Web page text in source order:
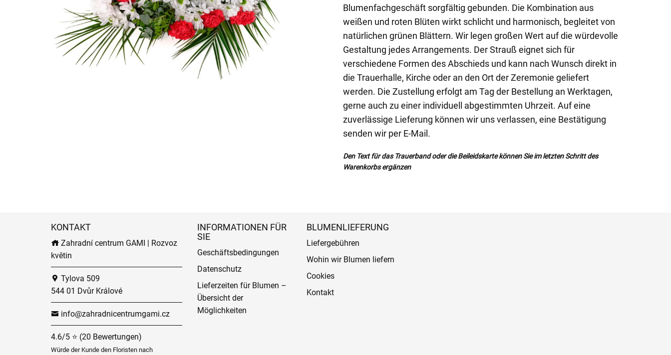
Blumenfachgeschäft sorgfältig gebunden. Die Kombination aus
weißen und roten Blüten wirkt schlicht und harmonisch, begleitet von
natürlichen grünen Blättern. Wir legen großen Wert auf die würdevolle
Gestaltung jedes Arrangements. Der Strauß eignet sich für
verschiedene Formen des Abschieds und kann nach Wunsch direkt in
die Trauerhalle, Kirche oder an den Ort der Zeremonie geliefert
werden. Die Zustellung erfolgt am Tag der Bestellung an Werktagen,
gerne auch zu einer individuell abgestimmten Uhrzeit. Auf eine
zuverlässige Lieferung können wir uns verlassen, eine Bestätigung
senden wir per E-Mail.
Den Text für das Trauerband oder die Beileidskarte können Sie im letzten Schritt des
Warenkorbs ergänzen
KONTAKT
Zahradní centrum GAMI | Rozvoz
květin
Tylova 509
544 01 Dvůr Králové
info@zahradnicentrumgami.cz
4.6/5 ⭐ (20 Bewertungen)
Würde der Kunde den Floristen nach
INFORMATIONEN FÜR
SIE
Geschäftsbedingungen
Datenschutz
Lieferzeiten für Blumen –
Übersicht der
Möglichkeiten
BLUMENLIEFERUNG
Liefergebühren
Wohin wir Blumen liefern
Cookies
Kontakt